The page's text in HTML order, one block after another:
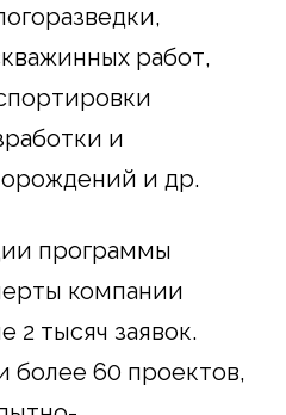
работ,
и
и др.
программы
компании
2 тысяч заявок.
более 60 проектов,